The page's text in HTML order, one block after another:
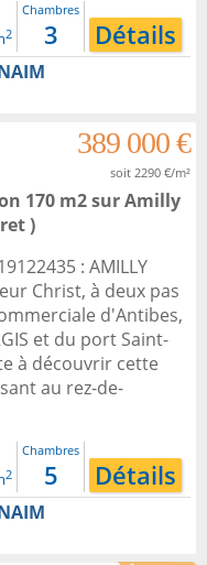
2
Chambres
3 Détails
389 000 €
soit 2290 €/m²
170 m2surAmilly
)
: AMILLY
Christ, à deux pas
d'Antibes,
et du port Saint-
à découvrir cette
au rez-de-
2
Chambres
5 Détails